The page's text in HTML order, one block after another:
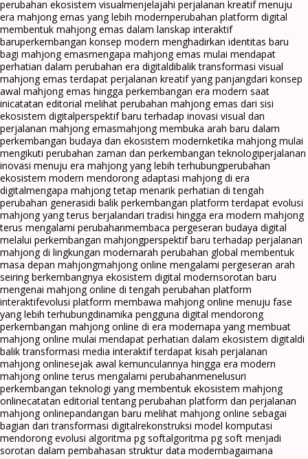
perubahan ekosistem visualmenjelajahi perjalanan kreatif menuju
era mahjong emas yang lebih modernperubahan platform digital
membentuk mahjong emas dalam lanskap interaktif
baruperkembangan konsep modern menghadirkan identitas baru
bagi mahjong emasmengapa mahjong emas mulai mendapat
perhatian dalam perubahan era digitaldibalik transformasi visual
mahjong emas terdapat perjalanan kreatif yang panjangdari konsep
awal mahjong emas hingga perkembangan era modern saat
inicatatan editorial melihat perubahan mahjong emas dari sisi
ekosistem digitalperspektif baru terhadap inovasi visual dan
perjalanan mahjong emasmahjong membuka arah baru dalam
perkembangan budaya dan ekosistem modernketika mahjong mulai
mengikuti perubahan zaman dan perkembangan teknologiperjalanan
inovasi menuju era mahjong yang lebih terhubungperubahan
ekosistem modern mendorong adaptasi mahjong di era
digitalmengapa mahjong tetap menarik perhatian di tengah
perubahan generasidi balik perkembangan platform terdapat evolusi
mahjong yang terus berjalandari tradisi hingga era modern mahjong
terus mengalami perubahanmembaca pergeseran budaya digital
melalui perkembangan mahjongperspektif baru terhadap perjalanan
mahjong di lingkungan modernarah perubahan global membentuk
masa depan mahjongmahjong online mengalami pergeseran arah
seiring berkembangnya ekosistem digital modernsorotan baru
mengenai mahjong online di tengah perubahan platform
interaktifevolusi platform membawa mahjong online menuju fase
yang lebih terhubungdinamika pengguna digital mendorong
perkembangan mahjong online di era modernapa yang membuat
mahjong online mulai mendapat perhatian dalam ekosistem digitaldi
balik transformasi media interaktif terdapat kisah perjalanan
mahjong onlinesejak awal kemunculannya hingga era modern
mahjong online terus mengalami perubahanmenelusuri
perkembangan teknologi yang membentuk ekosistem mahjong
onlinecatatan editorial tentang perubahan platform dan perjalanan
mahjong onlinepandangan baru melihat mahjong online sebagai
bagian dari transformasi digitalrekonstruksi model komputasi
mendorong evolusi algoritma pg softalgoritma pg soft menjadi
sorotan dalam pembahasan struktur data modernbagaimana